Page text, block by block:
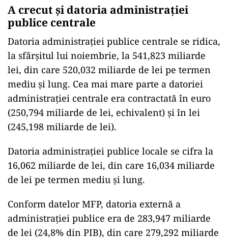
A crecut și datoria administrației
publice centrale
Datoria administraţiei publice centrale se ridica,
la sfârşitul lui noiembrie, la 541,823 miliarde
lei, din care 520,032 miliarde de lei pe termen
mediu şi lung. Cea mai mare parte a datoriei
administraţiei centrale era contractată în euro
(250,794 miliarde de lei, echivalent) şi în lei
(245,198 miliarde de lei).
Datoria administraţiei publice locale se cifra la
16,062 miliarde de lei, din care 16,034 miliarde
de lei pe termen mediu şi lung.
Conform datelor MFP, datoria externă a
administraţiei publice era de 283,947 miliarde
de lei (24,8% din PIB), din care 279,292 miliarde